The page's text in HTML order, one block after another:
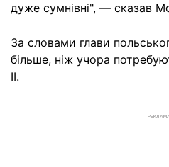
дуже сумнівні", — сказав
За словами глави
більше, ніж учора
II.